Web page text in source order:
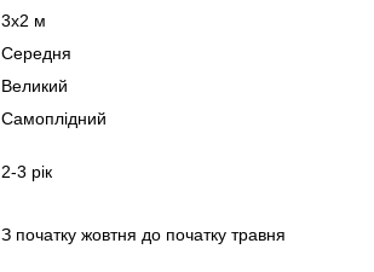
3х2 м
Середня
Великий
Самоплідний
2-3 рік
З початку жовтня до початку травня